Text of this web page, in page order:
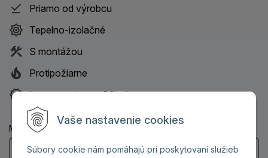
Vaše nastavenie cookies
Súbory cookie nám pomáhajú pri poskytovaní služieb
Priamo od výrobcu
Tepelno-izolačné
S montážou
Protipožiarne
Istota servisu na 30 rokov
Meno a priezvisko: (Povinný údaj)